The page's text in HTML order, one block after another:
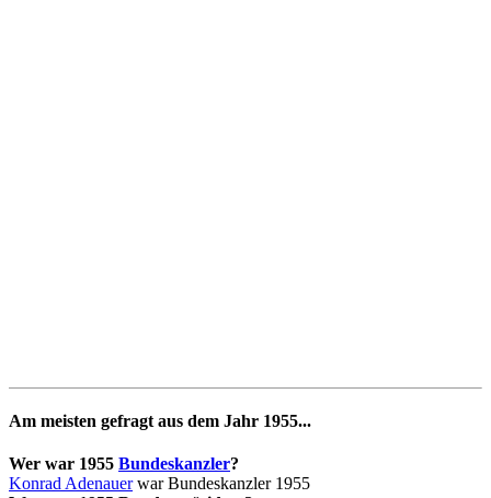
Am meisten gefragt aus dem Jahr 1955...
Wer war 1955 Bundeskanzler?
Konrad Adenauerwar Bundeskanzler 1955